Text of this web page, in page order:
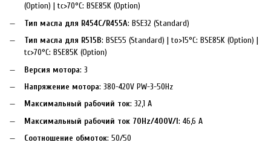
(Option) | tc>70°C: BSE85K (Option)
Тип масла для R454C/R455A: BSE32 (Standard)
Тип масла для R515B: BSE55 (Standard) | to>15°C: BSE85K (Option) |
tc>70°C: BSE85K (Option)
Версия мотора: 3
Напряжение мотора: 380-420V PW-3-50Hz
Максимальный рабочий ток: 32,1 A
Максимальный рабочий ток 70Hz/400V/I: 46,6 A
Соотношение обмоток: 50/50